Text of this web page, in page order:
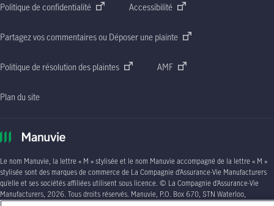
Politique de confidentialité Accessibilité
Partagez vos commentaires ou Déposer une plainte
Politique de résolution des plaintes AMF
Plan du site
Le nom Manuvie, la lettre « M »stylisée et le nom Manuvie accompagné de la lettre « M »
stylisée sont des marques de commerce de La Compagnie d’Assurance-Vie Manufacturers
qu’elle et ses sociétés affiliées utilisent sous licence. © La Compagnie d’Assurance-Vie
Manufacturers, 2026. Tous droits réservés. Manuvie, P.O. Box 670, STN Waterloo,